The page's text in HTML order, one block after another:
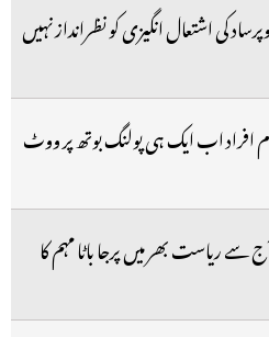
کی اشتعال انگیزی کو نظرانداز نہیں
افراد اب ایک ہی پولنگ بوتھ پر ووٹ
سے ریاست بھر میں پرجا باٹا مہم کا